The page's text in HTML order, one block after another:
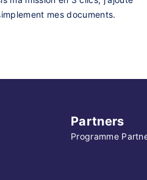
mes documents.
Partners
Programme